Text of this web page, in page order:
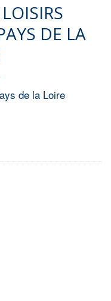
DE LA
de la Loire